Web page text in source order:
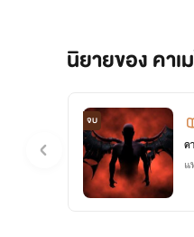
โดยจะเรียงตา
1.ราชามังกรส
สามารถติดต่อพูดคุยไ
นิยายของ คาเ
จบ
ค